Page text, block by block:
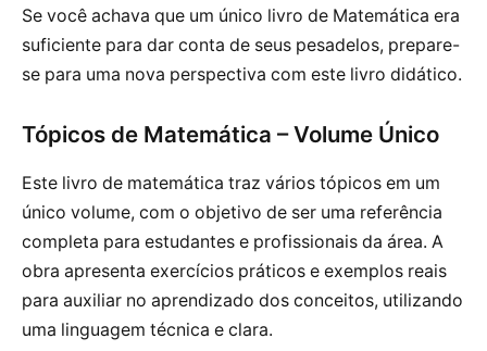
Se você achava que um único livro de Matemática era
suficiente para dar conta de seus pesadelos, prepare-
se para uma nova perspectiva com este livro didático.
Tópicos de Matemática – Volume Único
Este livro de matemática traz vários tópicos em um
único volume, com o objetivo de ser uma referência
completa para estudantes e profissionais da área. A
obra apresenta exercícios práticos e exemplos reais
para auxiliar no aprendizado dos conceitos, utilizando
uma linguagem técnica e clara.